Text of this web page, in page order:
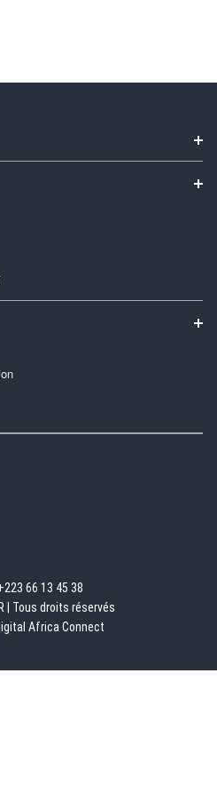
66 13 45 38
| Tous droits réservés
Africa Connect